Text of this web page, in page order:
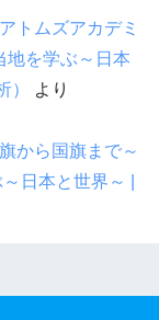
トムズアカデミ
地を学ぶ～日本
より
から国旗まで～
日本と世界～ |